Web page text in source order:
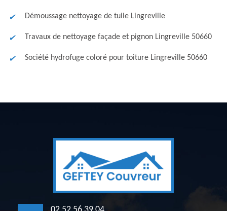
Démoussage nettoyage de tuile Lingreville
Travaux de nettoyage façade et pignon Lingreville 50660
Société hydrofuge coloré pour toiture Lingreville 50660